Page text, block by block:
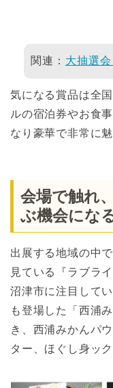
関連： 大抽選
気になる賞品は全
ルの宿泊券やお食
なり豪華で非常に
会場で触れ
ぶ機会にな
出展する地域の中
見ている『ラブラ
沼津市に注目して
も登場した「西浦
き、西浦みかんパ
ター、ほぐし身ック